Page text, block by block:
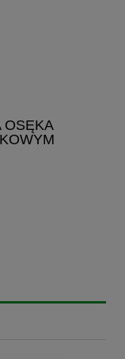
OSĘKA